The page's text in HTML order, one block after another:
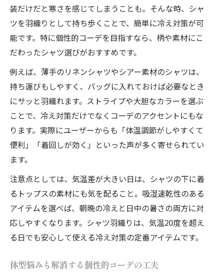
装だけだと寒さを感じてしまうことも。そんな時、シャ
ツを羽織りとして持ち歩くことで、簡単に冷え対策が可
能です。特に個性的コーデを目指すなら、柄や素材にこ
だわったシャツ選びがおすすめです。
例えば、薄手のリネンシャツやシアー素材のシャツは、
持ち運びもしやすく、バッグに入れておけば必要なとき
にサッと羽織れます。ストライプや大胆なカラーを選ぶ
ことで、冷え対策だけでなくコーデのアクセントにもな
ります。実際にユーザーからも「体温調節がしやすくて
便利」「着回しが効く」といった声が多く寄せられてい
ます。
注意点としては、気温差が大きい日は、シャツの下に着
るトップスの素材にも気を配ること。吸湿速乾性のある
アイテムを選べば、朝晩の冷えと日中の暑さの両方に対
応しやすくなります。シャツ羽織りは、気温20度を超え
る日でも安心して使える冷え対策の定番アイテムです。
体型悩みも解消する個性的コーデの工夫